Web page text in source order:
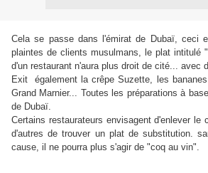
Cela se passe dans l'émirat de Dubaï, ceci
plaintes de clients musulmans, le plat intitulé
d'un restaurant n'aura plus droit de cité... avec
Exit également la crêpe Suzette, les
Grand Marnier... Toutes les préparations à
de Dubaï.
Certains restaurateurs envisagent d'enlever le
d'autres de trouver un plat de substitution.
cause, il ne pourra plus s'agir de "coq au vin".